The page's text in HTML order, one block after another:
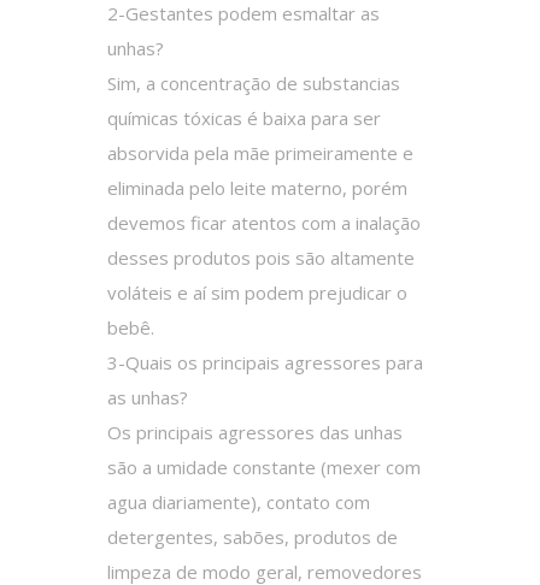
2-Gestantes podem esmaltar as
unhas?
Sim, a concentração de substancias
químicas tóxicas é baixa para ser
absorvida pela mãe primeiramente e
eliminada pelo leite materno, porém
devemos ficar atentos com a inalação
desses produtos pois são altamente
voláteis e aí sim podem prejudicar o
bebê.
3-Quais os principais agressores para
as unhas?
Os principais agressores das unhas
são a umidade constante (mexer com
agua diariamente), contato com
detergentes, sabões, produtos de
limpeza de modo geral, removedores